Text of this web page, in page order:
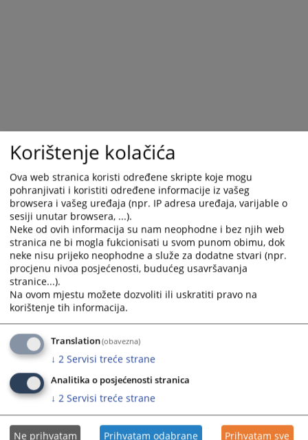
Korištenje kolačića
Ova web stranica koristi određene skripte koje mogu
pohranjivati i koristiti određene informacije iz vašeg
browsera i vašeg uređaja (npr. IP adresa uređaja, varijable o
sesiji unutar browsera, ...).
Neke od ovih informacija su nam neophodne i bez njih web
stranica ne bi mogla fukcionisati u svom punom obimu, dok
neke nisu prijeko neophodne a služe za dodatne stvari (npr.
procjenu nivoa posjećenosti, budućeg usavršavanja
stranice...).
Na ovom mjestu možete dozvoliti ili uskratiti pravo na
korištenje tih informacija.
Translation(obavezna)
↓ 2 Servisi treće strane
Analitika o posjećenosti stranica
↓ 2 Servisi treće strane
Ne prihvatam Prihvatam odabrane Prihvatam sve